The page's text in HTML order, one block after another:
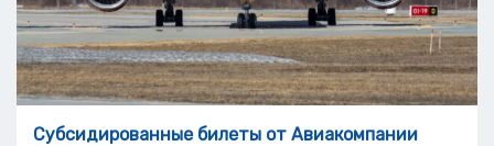
Субсидированные билеты от Авиакомпании